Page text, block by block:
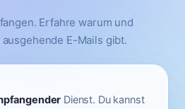
Erfahre warum und
E-Mails gibt.
Dienst. Du kannst